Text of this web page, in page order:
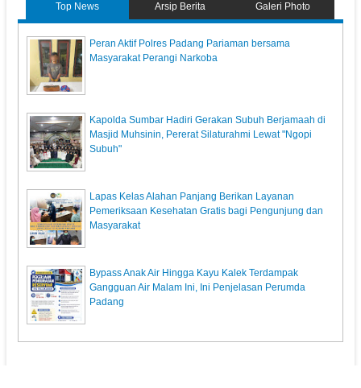
Top News Arsip Berita Galeri Photo
Peran Aktif Polres Padang Pariaman bersama
Masyarakat Perangi Narkoba
Kapolda Sumbar Hadiri Gerakan Subuh Berjamaah di
Masjid Muhsinin, Pererat Silaturahmi Lewat "Ngopi
Subuh"
Lapas Kelas Alahan Panjang Berikan Layanan
Pemeriksaan Kesehatan Gratis bagi Pengunjung dan
Masyarakat
Bypass Anak Air Hingga Kayu Kalek Terdampak
Gangguan Air Malam Ini, Ini Penjelasan Perumda
Padang